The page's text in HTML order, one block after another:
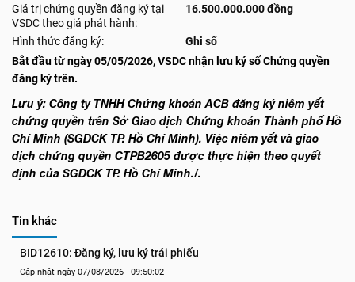
Giá trị chứng quyền đăng ký tại
VSDC theo giá phát hành:
16.500.000.000 đồng
Hình thức đăng ký:
Ghi sổ
Bắt đầu từ ngày 05/05/2026, VSDC nhận lưu ký số Chứng quyền
đăng ký trên.
Lưu ý: Công ty TNHH Chứng khoán ACB đăng ký niêm yết
chứng quyền trên Sở Giao dịch Chứng khoán Thành phố Hồ
Chí Minh (SGDCK TP. Hồ Chí Minh). Việc niêm yết và giao
dịch chứng quyền CTPB2605 được thực hiện theo quyết
định của SGDCK TP. Hồ Chí Minh./.
Tin khác
BID12610: Đăng ký, lưu ký trái phiếu
Cập nhật ngày 07/08/2026 - 09:50:02